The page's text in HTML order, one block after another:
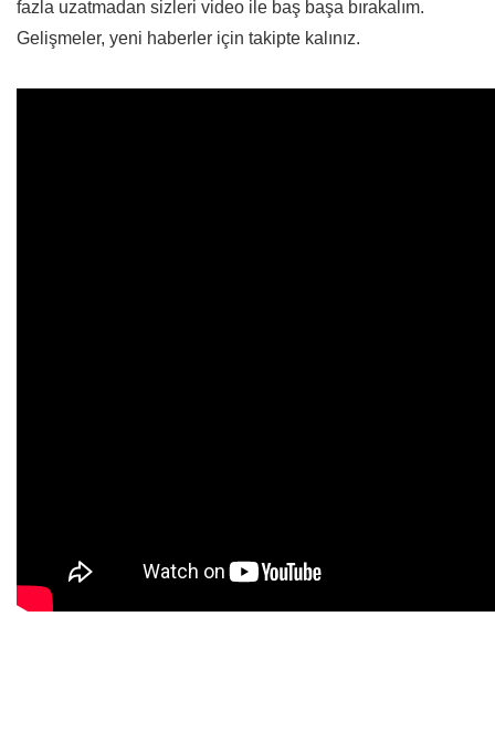
fazla uzatmadan sizleri video ile baş başa bırakalım.
Gelişmeler, yeni haberler için takipte kalınız.